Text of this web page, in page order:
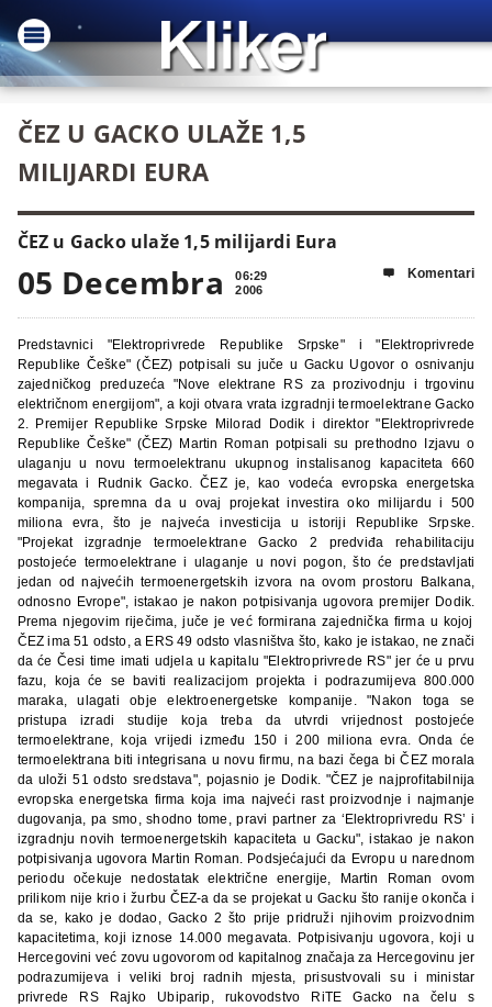
ČEZ U GACKO ULAŽE 1,5
MILIJARDI EURA
ČEZ u Gacko ulaže 1,5 milijardi Eura
05 Decembra
06:29
2006
 Komentari
Predstavnici "Elektroprivrede Republike Srpske" i "Elektroprivrede
Republike Češke" (ČEZ) potpisali su juče u Gacku Ugovor o osnivanju
zajedničkog preduzeća "Nove elektrane RS za prozivodnju i trgovinu
električnom energijom", a koji otvara vrata izgradnji termoelektrane Gacko
2.
Premijer Republike Srpske Milorad Dodik i direktor "Elektroprivrede
Republike Češke" (ČEZ) Martin Roman potpisali su prethodno Izjavu o
ulaganju u novu termoelektranu ukupnog instalisanog kapaciteta 660
megavata i Rudnik Gacko.
ČEZ je, kao vodeća evropska energetska
kompanija, spremna da u ovaj projekat investira oko milijardu i 500
miliona evra, što je najveća investicija u istoriji Republike Srpske.
"Projekat izgradnje termoelektrane Gacko 2 predviđa rehabilitaciju
postojeće termoelektrane i ulaganje u novi pogon, što će predstavljati
jedan od najvećih termoenergetskih izvora na ovom prostoru Balkana,
odnosno Evrope", istakao je nakon potpisivanja ugovora premijer Dodik.
Prema njegovim riječima, juče je već formirana zajednička firma u kojoj
ČEZ ima 51 odsto, a ERS 49 odsto vlasništva što, kako je istakao, ne znači
da će Česi time imati udjela u kapitalu "Elektroprivrede RS" jer će u prvu
fazu, koja će se baviti realizacijom projekta i podrazumijeva 800.000
maraka, ulagati obje elektroenergetske kompanije."Nakon toga se
pristupa izradi studije koja treba da utvrdi vrijednost postojeće
termoelektrane, koja vrijedi između 150 i 200 miliona evra. Onda će
termoelektrana biti integrisana u novu firmu, na bazi čega bi ČEZ morala
da uloži 51 odsto sredstava", pojasnio je Dodik. "ČEZ je najprofitabilnija
evropska energetska firma koja ima najveći rast proizvodnje i najmanje
dugovanja, pa smo, shodno tome, pravi partner za ‘Elektroprivredu RS’ i
izgradnju novih termoenergetskih kapaciteta u Gacku", istakao je nakon
potpisivanja ugovora Martin Roman. Podsjećajući da Evropu u narednom
periodu očekuje nedostatak električne energije, Martin Roman ovom
prilikom nije krio i žurbu ČEZ-a da se projekat u Gacku što ranije okonča i
da se, kako je dodao, Gacko 2 što prije pridruži njihovim proizvodnim
kapacitetima, koji iznose 14.000 megavata.
Potpisivanju ugovora, koji u
Hercegovini već zovu ugovorom od kapitalnog značaja za Hercegovinu jer
podrazumijeva i veliki broj radnih mjesta, prisustvovali su i ministar
privrede RS Rajko Ubiparip, rukovodstvo RiTE Gacko na čelu s